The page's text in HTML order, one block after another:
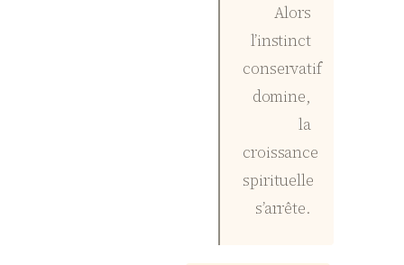
Alors
l’instinct
conservatif
domine,
la
croissance
spirituelle
s’arrête.